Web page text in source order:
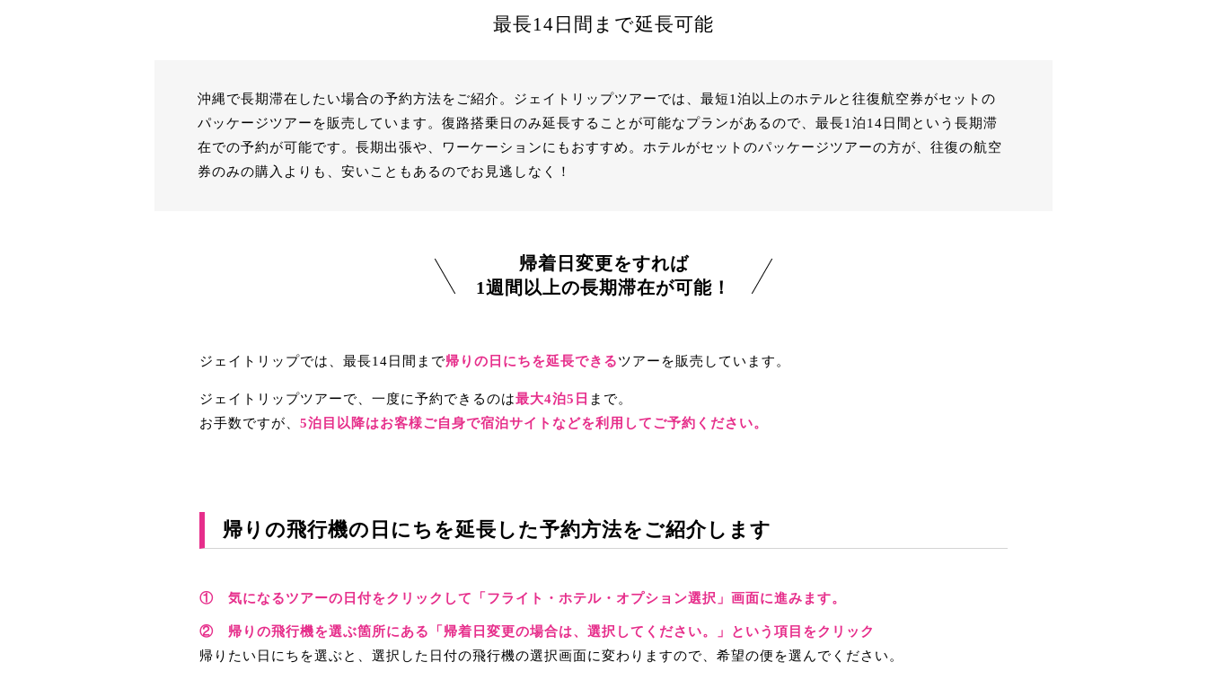
最長14日間まで延長可能
沖縄で長期滞在したい場合の予約方法をご紹介。ジェイトリップツアーでは、最短1泊以上のホテルと往復航空券がセットの
パッケージツアーを販売しています。復路搭乗日のみ延長することが可能なプランがあるので、最長1泊14日間という長期滞
在での予約が可能です。長期出張や、ワーケーションにもおすすめ。ホテルがセットのパッケージツアーの方が、往復の航空
券のみの購入よりも、安いこともあるのでお見逃しなく！
帰着日変更をすれば
1週間以上の長期滞在が可能！
ジェイトリップでは、最長14日間まで帰りの日にちを延長できるツアーを販売しています。
ジェイトリップツアーで、一度に予約できるのは最大4泊5日 まで。
お手数ですが、 5泊目以降はお客様ご自身で宿泊サイトなどを利用してご予約ください。
帰りの飛行機の日にちを延長した予約方法をご紹介します
① 気になるツアーの日付をクリックして「フライト・ホテル・オプション選択」画面に進みます。
② 帰りの飛行機を選ぶ箇所にある「帰着日変更の場合は、選択してください。」という項目をクリック
帰りたい日にちを選ぶと、選択した日付の飛行機の選択画面に変わりますので、希望の便を選んでください。